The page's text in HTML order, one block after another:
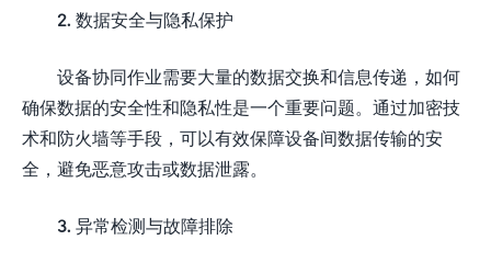
2. 数据安全与隐私保护
设备协同作业需要大量的数据交换和信息传递，如何
确保数据的安全性和隐私性是一个重要问题。通过加密技
术和防火墙等手段，可以有效保障设备间数据传输的安
全，避免恶意攻击或数据泄露。
3. 异常检测与故障排除